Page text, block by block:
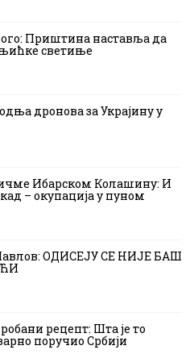
Приштина наставља да
светиње
дронова за Украјину у
Ибарском Колашину: И
– окупација у пуном
ОДИСЕЈУ СЕ НИЈЕ БАШ
рецепт: Шта је то
поручио Србији